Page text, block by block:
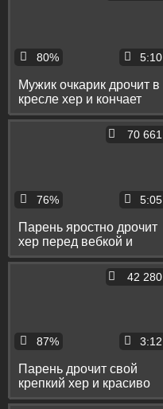
80% 5:10
Мужик очкарик дрочит в
кресле хер и кончает
себе на лобок
76%
70 661
5:05
Парень яростно дрочит
хер перед вебкой и
мощно кончает без рук
87%
42 280
3:12
Парень дрочит свой
крепкий хер и красиво
кончает без рук